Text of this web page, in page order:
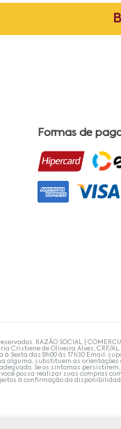
Formas de
RAZÃO SOCIAL |
Cristiene de Oliveira Alves, CRF/
Sexta das 8h00 às 17h30 Email:
alguma, substituem as
Se os sintomas
possa realizar suas compras
à confirmação da